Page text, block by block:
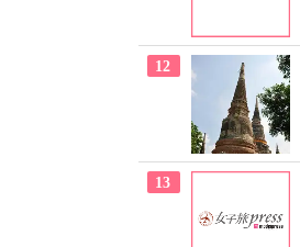
12
13